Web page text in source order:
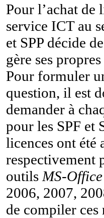
Pour l’achat de
service ICT au
et SPP décide
gère ses
Pour formuler
question, il est
demander à
pour les SPF et
licences ont été
respectivement
outils MS-Office
2006, 2007,
de compiler ces